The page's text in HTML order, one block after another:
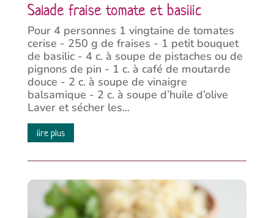
Salade fraise tomate et basilic
Pour 4 personnes 1 vingtaine de tomates
cerise - 250 g de fraises - 1 petit bouquet
de basilic - 4 c. à soupe de pistaches ou de
pignons de pin - 1 c. à café de moutarde
douce - 2 c. à soupe de vinaigre
balsamique - 2 c. à soupe d’huile d’olive
Laver et sécher les...
lire plus